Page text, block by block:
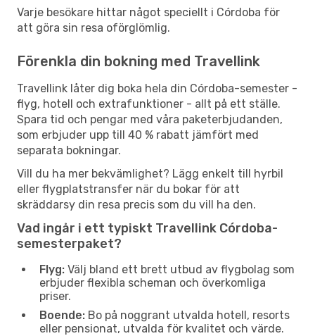
Varje besökare hittar något speciellt i Córdoba för
att göra sin resa oförglömlig.
Förenkla din bokning med Travellink
Travellink låter dig boka hela din Córdoba-semester -
flyg, hotell och extrafunktioner - allt på ett ställe.
Spara tid och pengar med våra paketerbjudanden,
som erbjuder upp till 40 % rabatt jämfört med
separata bokningar.
Vill du ha mer bekvämlighet? Lägg enkelt till hyrbil
eller flygplatstransfer när du bokar för att
skräddarsy din resa precis som du vill ha den.
Vad ingår i ett typiskt Travellink Córdoba-
semesterpaket?
Flyg: Välj bland ett brett utbud av flygbolag som
erbjuder flexibla scheman och överkomliga
priser.
Boende: Bo på noggrant utvalda hotell, resorts
eller pensionat, utvalda för kvalitet och värde.